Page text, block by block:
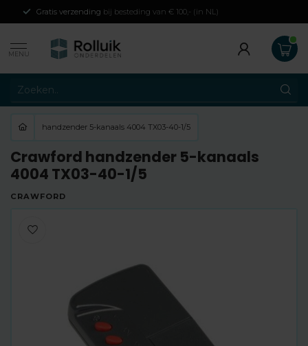
Gratis verzending bij besteding van € 100,- (in NL)
MENU
handzender 5-kanaals 4004 TX03-40-1/5
Crawford handzender 5-kanaals
4004 TX03-40-1/5
CRAWFORD